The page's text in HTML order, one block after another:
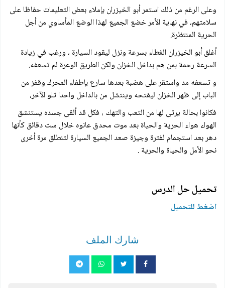
وعلى الرغم من ذلك استمر أبو الخيزران بإملاء بعض التعليمات حفاظا على
سلامتهم، في نهاية الأمر خضع الجميع لهذا الوضع المأساوي من أجل
الحرية المنتظرة.
أغلق أبو الخيزران الغطاء بسرعة ونزل ليقود السيارة ، ورغب في زيادة
السرعة رحمة بمن هم بداخل الخزان ولكن الطريق الوعرة لم تسعفه.
و تسعفه مد واستقر على هضبة بعدها سارع بإطفاء المحرك وقفز من
الباب إلى ظهر الخزان ليفتحه وينتشل من بالداخل واحدا تلو الآخر،
فكانوا بحالة يرثى لها من التعب والتهك ، فكل قد ألقى جسده يستنشق
الهواء هواء الحرية والحياة بعد موت محدق عانوه خلال ست دقائق كأنها
دهر بعد استجمام لفترة وجيزة صعد الجميع السيارة لتنطلق مرة أخرى
نحو الأمل والحياة والحرية .
تحميل حل الدرس
اضغط للتحميل
شارك الملف